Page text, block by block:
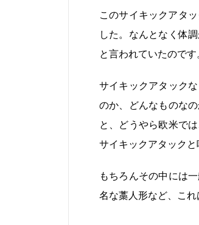
このサイキックアタ
した。なんとなく体
と言われていたのです
サイキックアタック
のか、どんなものな
と、どうやら欧米で
サイキックアタックと
もちろんその中には
名な藁人形など、これ